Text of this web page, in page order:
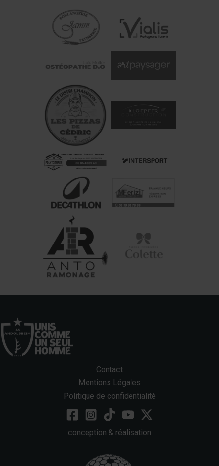
Contact
Mentions Légales
Politique de confidentialité
conception & réalisation